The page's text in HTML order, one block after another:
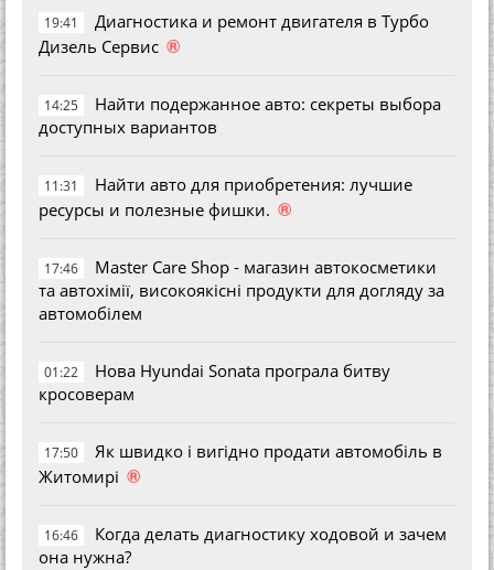
19:41
Диагностика и ремонт двигателя в Турбо
Дизель Сервис ®
14:25
Найти подержанное авто: секреты выбора
доступных вариантов
11:31
Найти авто для приобретения: лучшие
ресурсы и полезные фишки. ®
17:46
Master Care Shop - магазин автокосметики
та автохімії, високоякісні продукти для догляду за
автомобілем
01:22
Нова Hyundai Sonata програла битву
кросоверам
17:50
Як швидко і вигідно продати автомобіль в
Житомирі ®
16:46
Когда делать диагностику ходовой и зачем
она нужна?